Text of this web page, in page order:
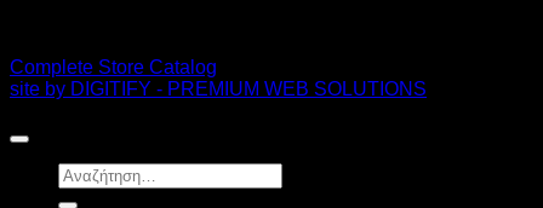
Complete Store Catalog
site by DIGITIFY - PREMIUM WEB SOLUTIONS
Αναζήτηση
για: